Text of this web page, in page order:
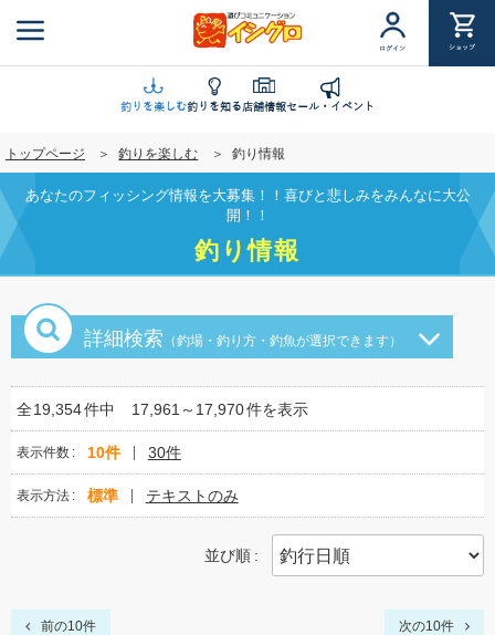
ン
に
移
動
ログイン ショップ
釣りを楽しむ釣りを知る店舗情報セール・イベント
トップページ 釣りを楽しむ 釣り情報
あなたのフィッシング情報を大募集！！喜びと悲しみをみんなに大公
開！！
釣り情報
詳細検索 （釣場・釣り方・釣魚が選択できます）
全19,354件中 17,961～17,970件を表示
表示件数 10件 30件
表示方法 標準 テキストのみ
並び順
前の10件 次の10件